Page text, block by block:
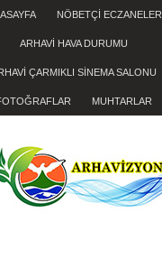
NÖBETÇİ ECZANELER
ARHAVİ HAVA DURUMU
ÇARMIKLI SİNEMA SALONU
MUHTARLAR